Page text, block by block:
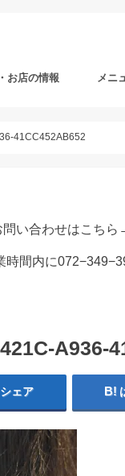
お店の情報 メニ
41CC452AB652
問い合わせはこちら
時間内に
A936-
シェア